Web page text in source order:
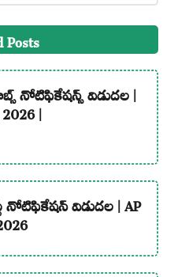
నోటిఫికేషన్స్ విడుదల |
|
విడుదల | AP